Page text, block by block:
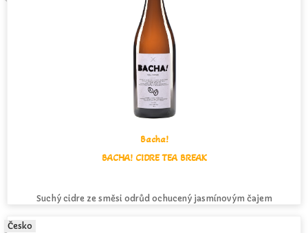
Bacha!
BACHA! CIDRE TEA BREAK
Suchý cidre ze směsi odrůd ochucený jasmínovým čajem
Česko